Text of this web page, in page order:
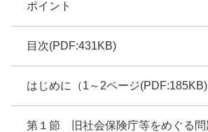
ポイント
目次(PDF:431KB)
はじめに（1～2ページ(PDF:185KB)
第１節 旧社会保険庁等をめぐる問